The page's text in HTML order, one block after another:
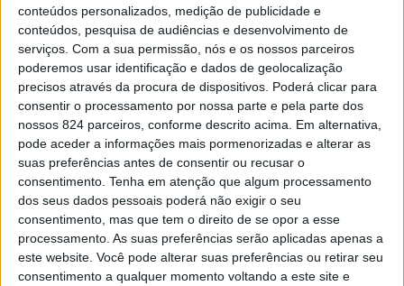
conteúdos personalizados, medição de publicidade e
conteúdos, pesquisa de audiências e desenvolvimento de
serviços. Com a sua permissão, nós e os nossos parceiros
poderemos usar identificação e dados de geolocalização
precisos através da procura de dispositivos. Poderá clicar para
consentir o processamento por nossa parte e pela parte dos
nossos 824 parceiros, conforme descrito acima. Em alternativa,
pode aceder a informações mais pormenorizadas e alterar as
suas preferências antes de consentir ou recusar o
consentimento. Tenha em atenção que algum processamento
dos seus dados pessoais poderá não exigir o seu
consentimento, mas que tem o direito de se opor a esse
processamento. As suas preferências serão aplicadas apenas a
este website. Você pode alterar suas preferências ou retirar seu
consentimento a qualquer momento voltando a este site e
Ela pode estar cheia de problemas no mundo,
mas ela não vai negar um sorriso, não vai virar
as costas a quem ela gosta, ela não vai fazer
nada que machuque outra pessoa.
Ela não é perfeita, mas ela faz o melhor que
pode para ser a melhor pessoa do mundo.